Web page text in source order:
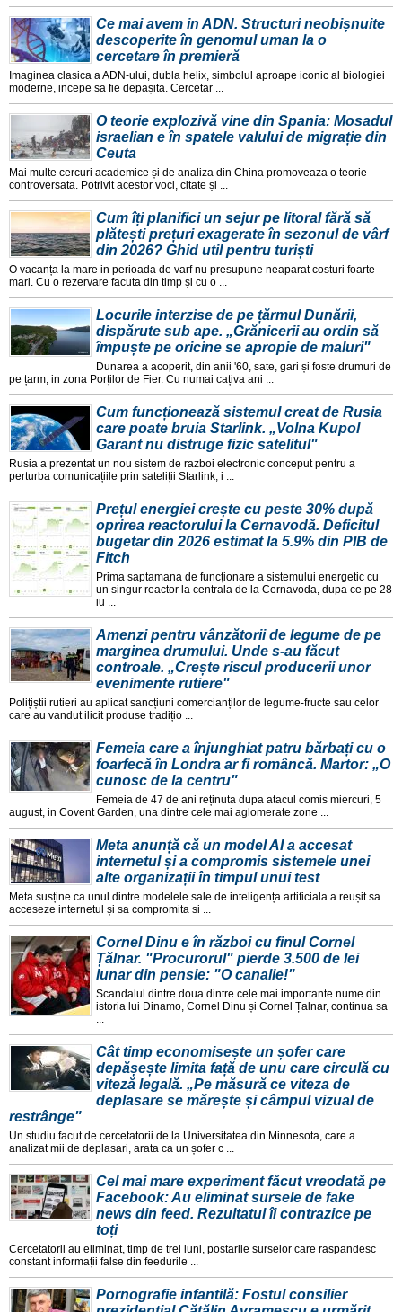
Ce mai avem in ADN. Structuri neobișnuite
descoperite în genomul uman la o
cercetare în premieră
Imaginea clasica a ADN-ului, dubla helix, simbolul aproape iconic al biologiei
moderne, incepe sa fie depașita. Cercetar ...
O teorie explozivă vine din Spania: Mosadul
israelian e în spatele valului de migrație din
Ceuta
Mai multe cercuri academice și de analiza din China promoveaza o teorie
controversata. Potrivit acestor voci, citate și ...
Cum îți planifici un sejur pe litoral fără să
plătești prețuri exagerate în sezonul de vârf
din 2026? Ghid util pentru turiști
O vacanța la mare in perioada de varf nu presupune neaparat costuri foarte
mari. Cu o rezervare facuta din timp și cu o ...
Locurile interzise de pe țărmul Dunării,
dispărute sub ape. „Grănicerii au ordin să
împuște pe oricine se apropie de maluri"
Dunarea a acoperit, din anii '60, sate, gari și foste drumuri de
pe țarm, in zona Porților de Fier. Cu numai cațiva ani ...
Cum funcționează sistemul creat de Rusia
care poate bruia Starlink. „Volna Kupol
Garant nu distruge fizic satelitul"
Rusia a prezentat un nou sistem de razboi electronic conceput pentru a
perturba comunicațiile prin sateliții Starlink, i ...
Prețul energiei crește cu peste 30% după
oprirea reactorului la Cernavodă. Deficitul
bugetar din 2026 estimat la 5.9% din PIB de
Fitch
Prima saptamana de funcționare a sistemului energetic cu
un singur reactor la centrala de la Cernavoda, dupa ce pe 28
iu ...
Amenzi pentru vânzătorii de legume de pe
marginea drumului. Unde s-au făcut
controale. „Crește riscul producerii unor
evenimente rutiere"
Polițiștii rutieri au aplicat sancțiuni comercianților de legume-fructe sau celor
care au vandut ilicit produse tradițio ...
Femeia care a înjunghiat patru bărbați cu o
foarfecă în Londra ar fi româncă. Martor: „O
cunosc de la centru"
Femeia de 47 de ani reținuta dupa atacul comis miercuri, 5
august, in Covent Garden, una dintre cele mai aglomerate zone ...
Meta anunță că un model AI a accesat
internetul și a compromis sistemele unei
alte organizații în timpul unui test
Meta susține ca unul dintre modelele sale de inteligența artificiala a reușit sa
acceseze internetul și sa compromita si ...
Cornel Dinu e în război cu finul Cornel
Țălnar. "Procurorul" pierde 3.500 de lei
lunar din pensie: "O canalie!"
Scandalul dintre doua dintre cele mai importante nume din
istoria lui Dinamo, Cornel Dinu și Cornel Țalnar, continua sa
...
Cât timp economisește un șofer care
depășește limita față de unu care circulă cu
viteză legală. „Pe măsură ce viteza de
deplasare se mărește și câmpul vizual de
restrânge"
Un studiu facut de cercetatorii de la Universitatea din Minnesota, care a
analizat mii de deplasari, arata ca un șofer c ...
Cel mai mare experiment făcut vreodată pe
Facebook: Au eliminat sursele de fake
news din feed. Rezultatul îi contrazice pe
toți
Cercetatorii au eliminat, timp de trei luni, postarile surselor care raspandesc
constant informații false din feedurile ...
Pornografie infantilă: Fostul consilier